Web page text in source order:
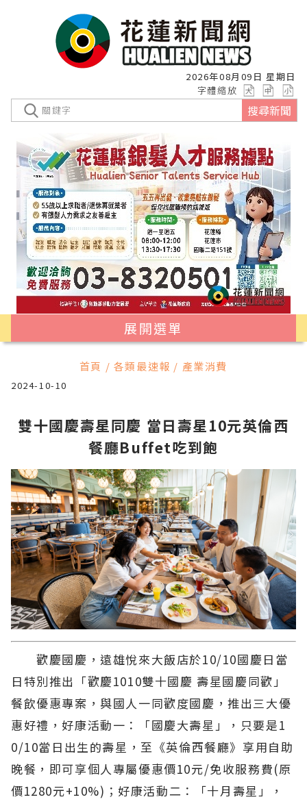
2026年08月09日 星期日
字體縮放
搜尋新聞
展開選單
首頁 / 各類最速報 / 產業消費
2024-10-10
雙十國慶壽星同慶 當日壽星10元英倫西
餐廳Buffet吃到飽
歡慶國慶，遠雄悅來大飯店於10/10國慶日當
日特別推出「歡慶1010雙十國慶 壽星國慶同歡」
餐飲優惠專案，與國人一同歡度國慶，推出三大優
惠好禮，好康活動一：「國慶大壽星」，只要是1
0/10當日出生的壽星，至《英倫西餐廳》享用自助
晚餐，即可享個人專屬優惠價10元/免收服務費(原
價1280元+10%)；好康活動二：「十月壽星」，